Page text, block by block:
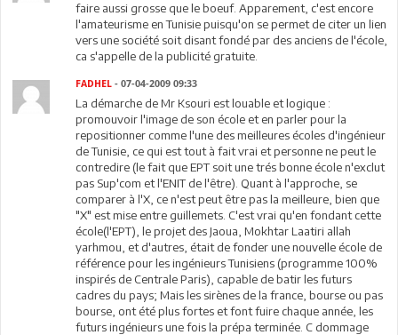
faire aussi grosse que le boeuf. Apparement, c'est encore
l'amateurisme en Tunisie puisqu'on se permet de citer un lien
vers une société soit disant fondé par des anciens de l'école,
ca s'appelle de la publicité gratuite.
FADHEL - 07-04-2009 09:33
La démarche de Mr Ksouri est louable et logique :
promouvoir l'image de son école et en parler pour la
repositionner comme l'une des meilleures écoles d'ingénieur
de Tunisie, ce qui est tout à fait vrai et personne ne peut le
contredire (le fait que EPT soit une trés bonne école n'exclut
pas Sup'com et l'ENIT de l'être). Quant à l'approche, se
comparer à l'X, ce n'est peut être pas la meilleure, bien que
"X" est mise entre guillemets. C'est vrai qu'en fondant cette
école(l'EPT), le projet des Jaoua, Mokhtar Laatiri allah
yarhmou, et d'autres, était de fonder une nouvelle école de
référence pour les ingénieurs Tunisiens (programme 100%
inspirés de Centrale Paris), capable de batir les futurs
cadres du pays; Mais les sirènes de la france, bourse ou pas
bourse, ont été plus fortes et font fuire chaque année, les
futurs ingénieurs une fois la prépa terminée. C dommage